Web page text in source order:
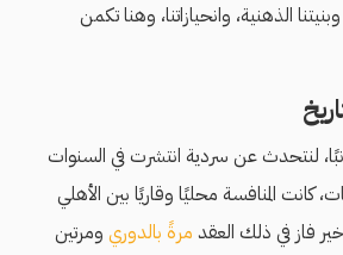
الذهنية، وانحيازاتنا، وهنا تكمن
لنتحدث عن سردية انتشرت في السنوات
كانت المنافسة محليًا وقاريًا بين الأهلي
فاز في ذلك العقد مرةً بالدوري ومرتين